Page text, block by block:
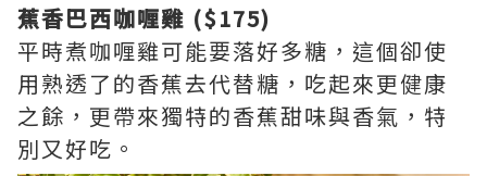
蕉香巴西咖喱雞 ($175)
平時煮咖喱雞可能要落好多糖，這個卻使
用熟透了的香蕉去代替糖，吃起來更健康
之餘，更帶來獨特的香蕉甜味與香氣，特
別又好吃。